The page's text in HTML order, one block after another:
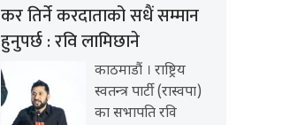
कर तिर्ने करदाताको सधैं सम्मान
हुनुपर्छ : रवि लामिछाने
काठमाडौं । राष्ट्रिय
स्वतन्त्र पार्टी (रास्वपा)
का सभापति रवि